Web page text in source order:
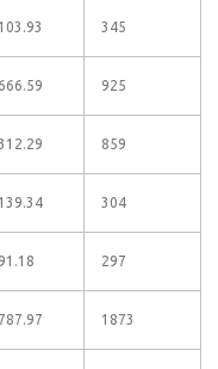
103.93 345
666.59 925
859
139.34 304
91.18 297
787.97 1873